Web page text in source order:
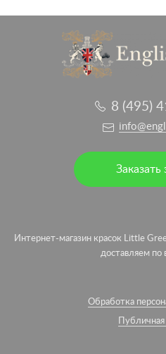
8 (495)
Заказать
Интернет-магазин красок Little
доставляем по
Обработка